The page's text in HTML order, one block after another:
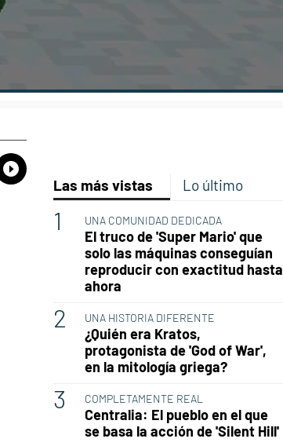
Whatsapp
Compartir
Las más vistas Lo último
UNA COMUNIDAD DEDICADA
El truco de 'Super Mario' que
solo las máquinas conseguían
reproducir con exactitud hasta
ahora
UNA HISTORIA DIFERENTE
¿Quién era Kratos,
protagonista de 'God of War',
en la mitología griega?
COMPLETAMENTE REAL
Centralia: El pueblo en el que
se basa la acción de 'Silent Hill'